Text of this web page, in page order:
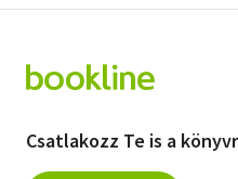
Csatlakozz Te is a